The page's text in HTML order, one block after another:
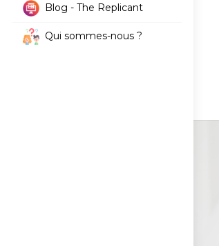
Blog - The Replicant
Qui sommes-nous ?